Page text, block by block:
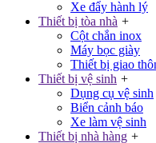
Xe đẩy hành lý
Thiết bị tòa nhà +
Cột chắn inox
Máy bọc giày
Thiết bị giao
Thiết bị vệ sinh +
Dụng cụ vệ sinh
Biển cảnh báo
Xe làm vệ sinh
Thiết bị nhà hàng +